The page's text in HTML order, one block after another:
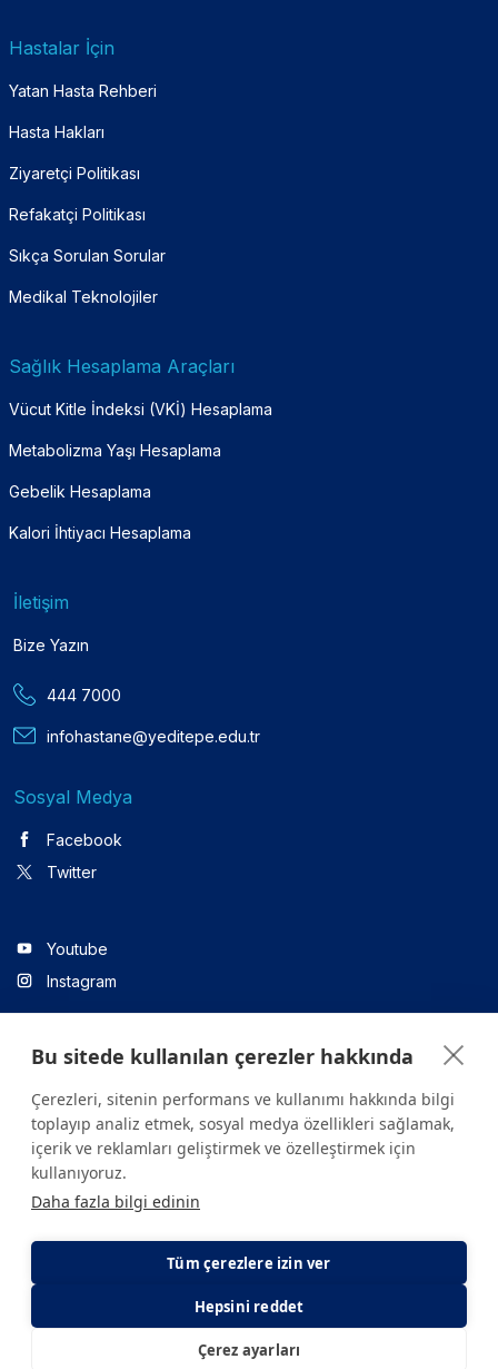
Hastalar İçin
Yatan Hasta Rehberi
Hasta Hakları
Ziyaretçi Politikası
Refakatçi Politikası
Sıkça Sorulan Sorular
Medikal Teknolojiler
Sağlık Hesaplama Araçları
Vücut Kitle İndeksi (VKİ) Hesaplama
Metabolizma Yaşı Hesaplama
Gebelik Hesaplama
Kalori İhtiyacı Hesaplama
İletişim
Bize Yazın
444 7000
infohastane@yeditepe.edu.tr
Sosyal Medya
Facebook
Twitter
Youtube
Instagram
Linkedin
Sitede yer alan tüm içerikler yalnızca bilgilendirme amaçlıdır.
Sağlığınızla ilgili sorularınız için mutlaka doktoruza ya da bir sağlık
kuruluşuna başvurunuz.
Gizlilik ve Çerez Politikası KVKK Aydınlatma Metni
Bu sitede kullanılan çerezler hakkında
Çerezleri, sitenin performans ve kullanımı hakkında bilgi
toplayıp analiz etmek, sosyal medya özellikleri sağlamak,
içerik ve reklamları geliştirmek ve özelleştirmek için
kullanıyoruz.
Daha fazla bilgi edinin
Tüm çerezlere izin ver
Hepsini reddet
Çerez ayarları